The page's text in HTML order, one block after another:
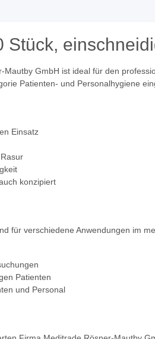
Stück,
GmbH ist ideal für den
Patienten- und Personalhygiene
Einsatz
konzipiert
für verschiedene Anwendungen im
Patienten
und Personal